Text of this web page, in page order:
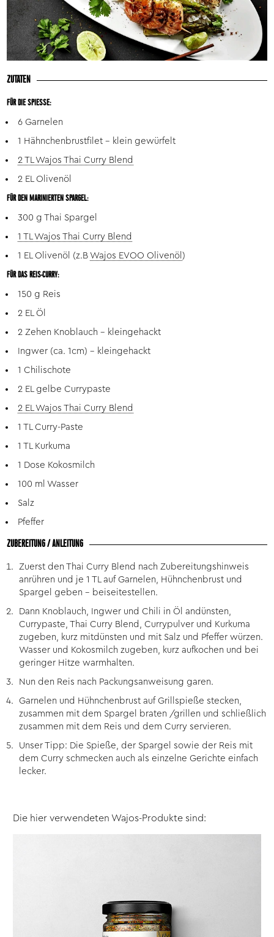
ZUTATEN
FÜR DIE SPIESSE:
6 Garnelen
1 Hähnchenbrustfilet – klein gewürfelt
2 TL Wajos Thai Curry Blend
2 EL Olivenöl
FÜR DEN MARINIERTEN SPARGEL:
300 g Thai Spargel
1 TL Wajos Thai Curry Blend
1 EL Olivenöl (z.B Wajos EVOO Olivenöl )
FÜR DAS REIS-CURRY:
150 g Reis
2 EL Öl
2 Zehen Knoblauch - kleingehackt
Ingwer (ca. 1cm) - kleingehackt
1 Chilischote
2 EL gelbe Currypaste
2 EL Wajos Thai Curry Blend
1 TL Curry-Paste
1 TL Kurkuma
1 Dose Kokosmilch
100 ml Wasser
Salz
Pfeffer
ZUBEREITUNG / ANLEITUNG
Zuerst den Thai Curry Blend nach Zubereitungshinweis
anrühren und je 1 TL auf Garnelen, Hühnchenbrust und
Spargel geben – beiseitestellen.
Dann Knoblauch, Ingwer und Chili in Öl andünsten,
Currypaste, Thai Curry Blend, Currypulver und Kurkuma
zugeben, kurz mitdünsten und mit Salz und Pfeffer würzen.
Wasser und Kokosmilch zugeben, kurz aufkochen und bei
geringer Hitze warmhalten.
Nun den Reis nach Packungsanweisung garen.
Garnelen und Hühnchenbrust auf Grillspieße stecken,
zusammen mit dem Spargel braten /grillen und schließlich
zusammen mit dem Reis und dem Curry servieren.
Unser Tipp: Die Spieße, der Spargel sowie der Reis mit
dem Curry schmecken auch als einzelne Gerichte einfach
lecker.
Die hier verwendeten Wajos-Produkte sind: